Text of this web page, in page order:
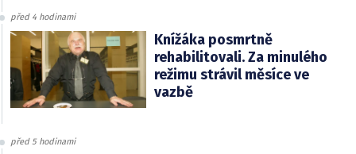
před 4 hodinami
Knížáka posmrtně
rehabilitovali. Za minulého
režimu strávil měsíce ve
vazbě
před 5 hodinami